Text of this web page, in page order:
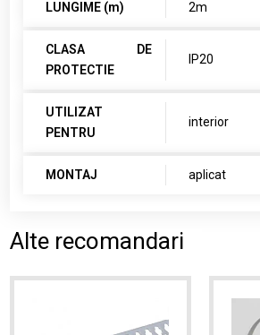
LUNGIME (m) 2m
CLASA DE
PROTECTIE
IP20
UTILIZAT
PENTRU
interior
MONTAJ aplicat
Alte recomandari